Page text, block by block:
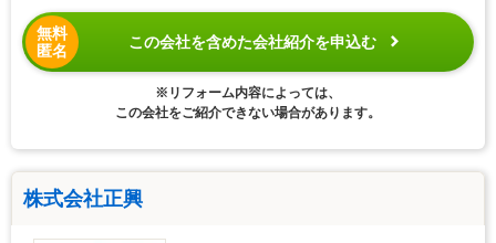
無料
匿名
この会社を含めた会社紹介を申込む
※リフォーム内容によっては、
この会社をご紹介できない場合があります。
株式会社正興